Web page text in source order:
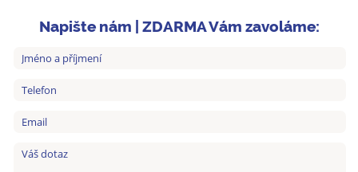
Napište nám | ZDARMA Vám zavoláme: